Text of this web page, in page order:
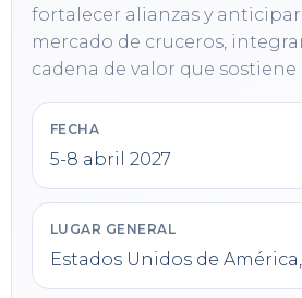
fortalecer alianzas y
mercado de cruceros,
cadena de valor que
FECHA
5-8 abril 2027
LUGAR GENERAL
Estados Unidos de